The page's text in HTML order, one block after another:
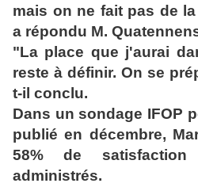
mais on ne fait pas de
a répondu M.
"La place que j'aurai
reste à définir. On se
t-il conclu.
Dans un sondage IFOP
publié en décembre,
58% de
administrés.